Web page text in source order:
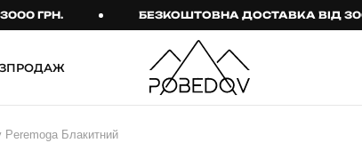
БЕЗКОШТОВНА ДОСТАВКА ВІД 3000 ГРН.
Брюки
Peremoga Блакитний